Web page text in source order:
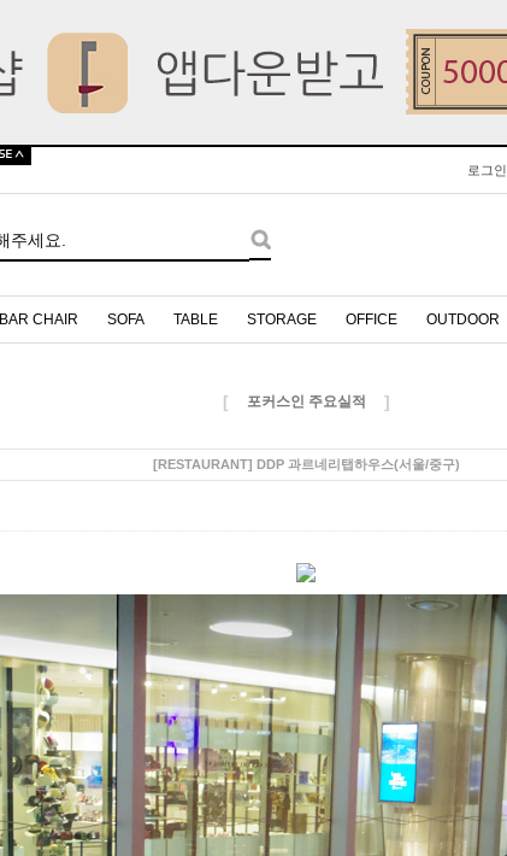
로그인
BAR CHAIR SOFA TABLE STORAGE OFFICE OUTDOOR
[ 포커스인 주요실적 ]
[RESTAURANT] DDP 과르네리탭하우스(서울/중구)